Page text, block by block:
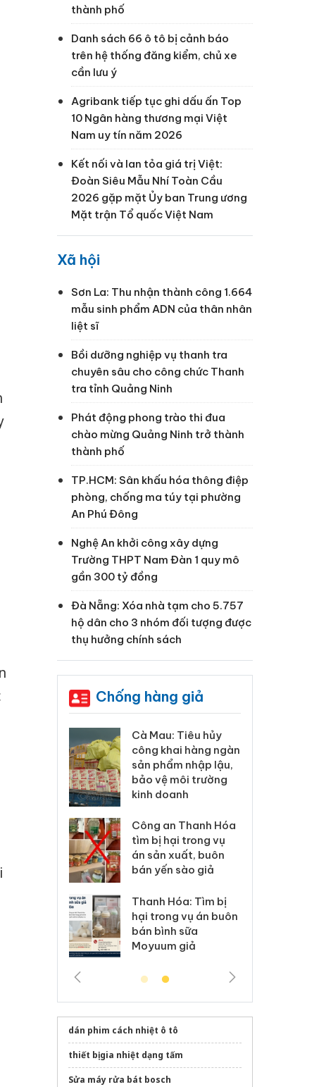
thành phố
Danh sách 66 ô tô bị cảnh báo
trên hệ thống đăng kiểm, chủ xe
cần lưu ý
Agribank tiếp tục ghi dấu ấn Top
10 Ngân hàng thương mại Việt
Nam uy tín năm 2026
Kết nối và lan tỏa giá trị Việt:
Đoàn Siêu Mẫu Nhí Toàn Cầu
2026 gặp mặt Ủy ban Trung ương
Mặt trận Tổ quốc Việt Nam
Xã hội
Sơn La: Thu nhận thành công 1.664
mẫu sinh phẩm ADN của thân nhân
liệt sĩ
Bồi dưỡng nghiệp vụ thanh tra
chuyên sâu cho công chức Thanh
tra tỉnh Quảng Ninh
Phát động phong trào thi đua
chào mừng Quảng Ninh trở thành
thành phố
TP.HCM: Sân khấu hóa thông điệp
phòng, chống ma túy tại phường
An Phú Đông
Nghệ An khởi công xây dựng
Trường THPT Nam Đàn 1 quy mô
gần 300 tỷ đồng
Đà Nẵng: Xóa nhà tạm cho 5.757
hộ dân cho 3 nhóm đối tượng được
thụ hưởng chính sách
Chống hàng giả
Tiêu hủy
hàng ngàn
Thanh Hóa
buôn
giả
Tìm bị
Khẩn trương xác
minh, xử lý sản phẩm
Slimaura Care x3 sử
dụng giấy phép giả
mạo
Lào Cai xử lý 83 vụ vi
phạm thương mại
trong tháng 7
Hưng Yên: Xử lý 6 hộ
kinh doanh bán hàng
giả mạo nhãn hiệu
Adidas, Nike
dán phim cách nhiệt ô tô
thiết bị gia nhiệt dạng tấm
Sửa máy rửa bát bosch